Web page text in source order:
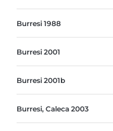
Burresi 1988
Burresi 2001
Burresi 2001b
Burresi, Caleca 2003